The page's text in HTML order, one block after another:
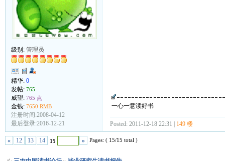
级别: 管理员
精华: 0
发帖: 765
威望: 765 点
金钱: 7650 RMB
注册时间:2008-04-12
最后登录:2016-12-21
一心一意读好书
Posted: 2011-12-18 22:31 | 149 楼
« 12 13 14 15 » Pages: ( 15/15 total )